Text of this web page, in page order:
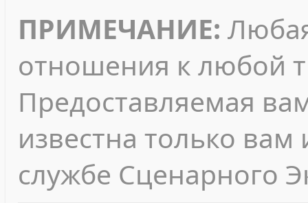
ПРИМЕЧАНИЕ:
отношения к любой
Предоставляемая
известна только
службе Сценарного